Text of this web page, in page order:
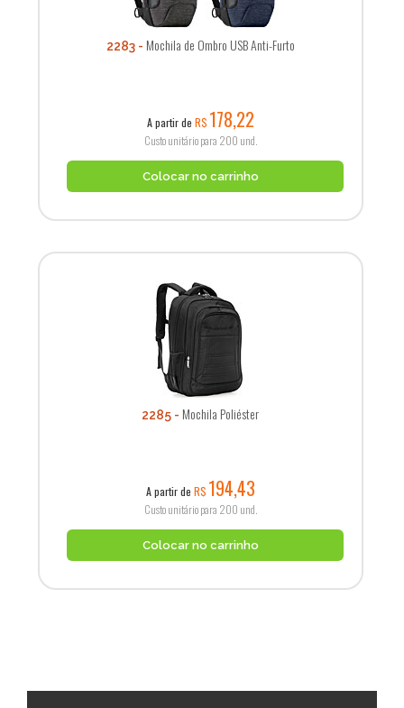
2283 Mochila de Ombro USB Anti-Furto
A partir de R$ 178,22
Custo unitário para 200 und.
Colocar no carrinho
2285 Mochila Poliéster
A partir de R$ 194,43
Custo unitário para 200 und.
Colocar no carrinho